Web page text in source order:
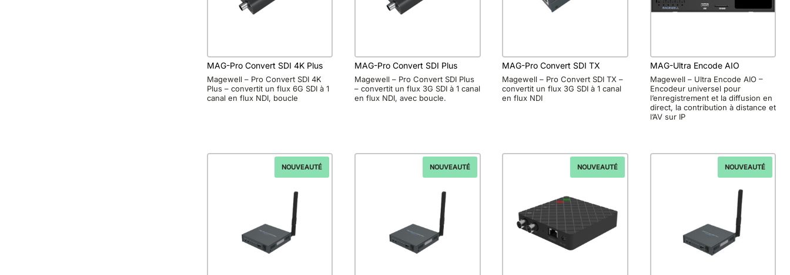
MAG-Pro Convert SDI 4K Plus
Magewell – Pro Convert SDI 4K
Plus – convertit un flux 6G SDI à 1
canal en flux NDI, boucle
MAG-Pro Convert SDI Plus
Magewell – Pro Convert SDI Plus
– convertit un flux 3G SDI à 1 canal
en flux NDI, avec boucle.
MAG-Pro Convert SDI TX
Magewell – Pro Convert SDI TX –
convertit un flux 3G SDI à 1 canal
en flux NDI
MAG-Ultra Encode AIO
Magewell – Ultra Encode AIO –
Encodeur universel pour
l’enregistrement et la diffusion en
direct, la contribution à distance et
l’AV sur IP
NOUVEAUTÉ NOUVEAUTÉ NOUVEAUTÉ NOUVEAUTÉ